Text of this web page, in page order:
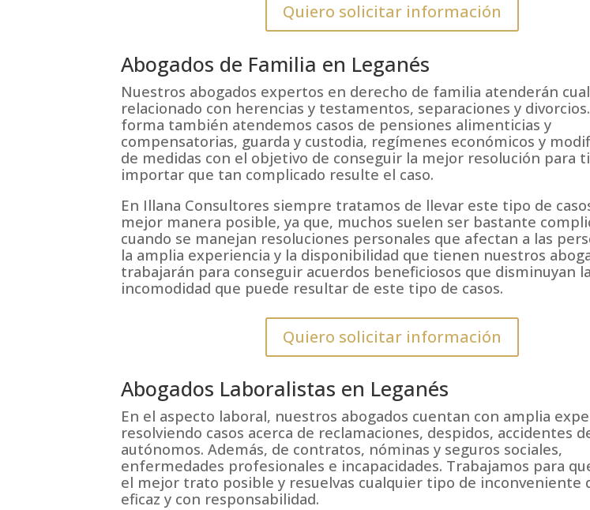
Quiero solicitar información
Abogados de Familia en Leganés
Nuestros abogados expertos en derecho de familia atenderán
relacionado con herencias y testamentos, separaciones y
forma también atendemos casos de pensiones alimenticias y
compensatorias, guarda y custodia, regímenes económicos y
de medidas con el objetivo de conseguir la mejor resolución para
importar que tan complicado resulte el caso.
En Illana Consultores siempre tratamos de llevar este tipo de
mejor manera posible, ya que, muchos suelen ser bastante
cuando se manejan resoluciones personales que afectan a las
la amplia experiencia y la disponibilidad que tienen nuestros
trabajarán para conseguir acuerdos beneficiosos que disminuyan la
incomodidad que puede resultar de este tipo de casos.
Quiero solicitar información
Abogados Laboralistas en Leganés
En el aspecto laboral, nuestros abogados cuentan con amplia
resolviendo casos acerca de reclamaciones, despidos, accidentes
autónomos. Además, de contratos, nóminas y seguros sociales,
enfermedades profesionales e incapacidades. Trabajamos para
el mejor trato posible y resuelvas cualquier tipo de inconveniente
eficaz y con responsabilidad.